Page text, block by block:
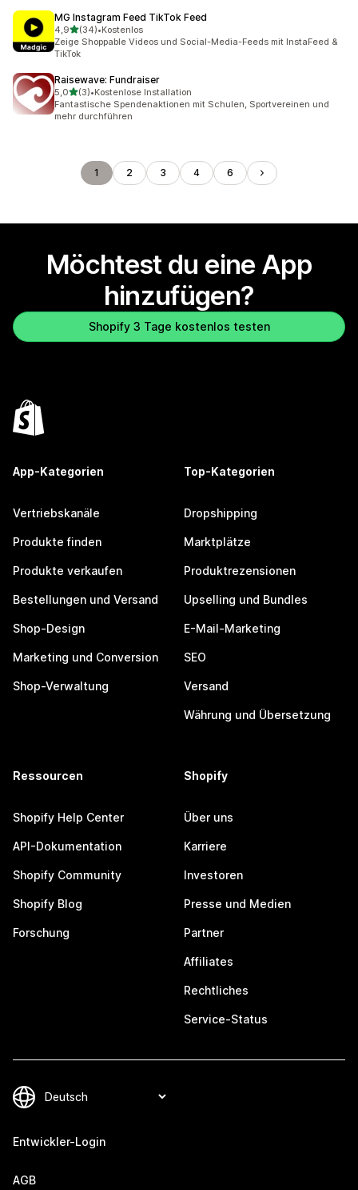
MG Instagram Feed TikTok Feed
4,9von 5 Sternen
(34)
34 Rezensionen insgesamt
•Kostenlos
Zeige Shoppable Videos und Social-Media-Feeds mit InstaFeed &
TikTok
Raisewave: Fundraiser
5,0von 5 Sternen
(3)
3 Rezensionen insgesamt
•Kostenlose Installation
Fantastische Spendenaktionen mit Schulen, Sportvereinen und
mehr durchführen
1 2 3 4 6
Möchtest du eine App
hinzufügen?
Shopify 3 Tage kostenlos testen
App-Kategorien
Vertriebskanäle
Produkte finden
Produkte verkaufen
Bestellungen und Versand
Shop-Design
Marketing und Conversion
Shop-Verwaltung
Top-Kategorien
Dropshipping
Marktplätze
Produktrezensionen
Upselling und Bundles
E-Mail-Marketing
SEO
Versand
Währung und Übersetzung
Ressourcen
Shopify Help Center
API-Dokumentation
Shopify Community
Shopify Blog
Forschung
Shopify
Über uns
Karriere
Investoren
Presse und Medien
Partner
Affiliates
Rechtliches
Service-Status
Entwickler-Login
AGB